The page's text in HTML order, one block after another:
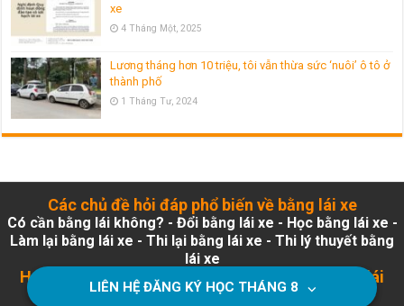
xe
4 Tháng Một, 2025
Lương tháng hơn 10 triệu, tôi vẫn thừa sức ‘nuôi’ ô tô ở
thành phố
1 Tháng Tư, 2024
Các chủ đề hỏi đáp phổ biến về bằng lái xe
Có cần bằng lái không? - Đổi bằng lái xe - Học bằng lái xe -
Làm lại bằng lái xe - Thi lại bằng lái xe - Thi lý thuyết bằng
lái xe
Học Lái Nhanh - Học lái xe B1, B2, C, bổ túc tay lái
thầy Tuấn- HocLaiNhanh.com
LIÊN HỆ ĐĂNG KÝ HỌC THÁNG 8 ⌵